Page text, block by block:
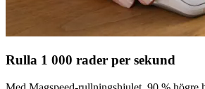
Rulla 1 000 rader per sekund